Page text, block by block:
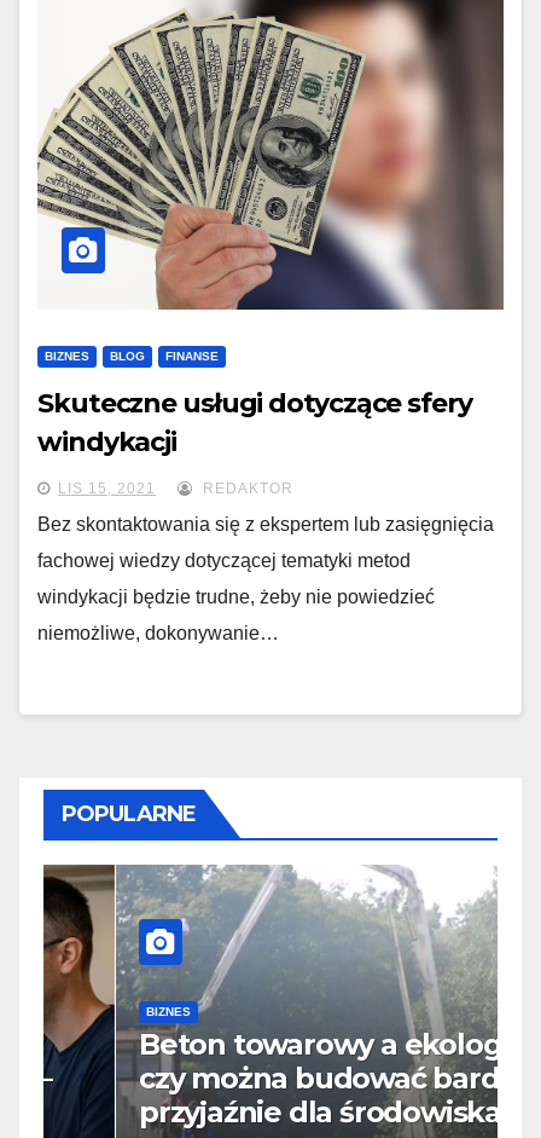
BIZNES BLOG FINANSE
Skuteczne usługi dotyczące sfery
windykacji
LIS 15, 2021 REDAKTOR
Bez skontaktowania się z ekspertem lub zasięgnięcia
fachowej wiedzy dotyczącej tematyki metod
windykacji będzie trudne, żeby nie powiedzieć
niemożliwe, dokonywanie…
POPULARNE
BIZNES
Beton towarowy a ekologia –
czy można budować bardziej
przyjaźnie dla środowiska?